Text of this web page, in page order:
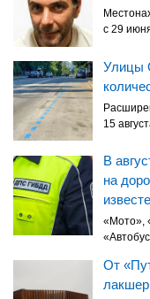
с 29
Улицы
15
В
на
«Мото»,
От